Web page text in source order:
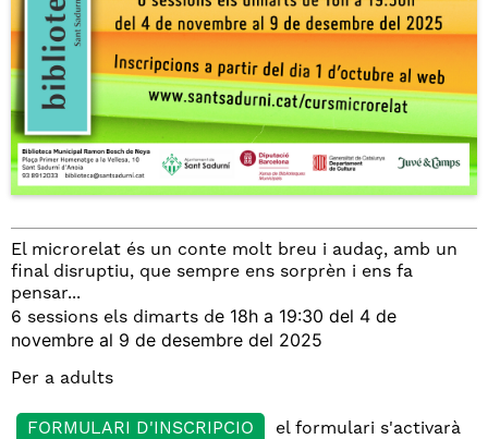
El microrelat és un conte molt breu i audaç, amb un
final disruptiu, que sempre ens sorprèn i ens fa
pensar...
6 sessions els dimarts de 18h a 19:30 del 4 de
novembre al 9 de desembre del 2025
Per a adults
FORMULARI D'INSCRIPCIO
el formulari s'activarà